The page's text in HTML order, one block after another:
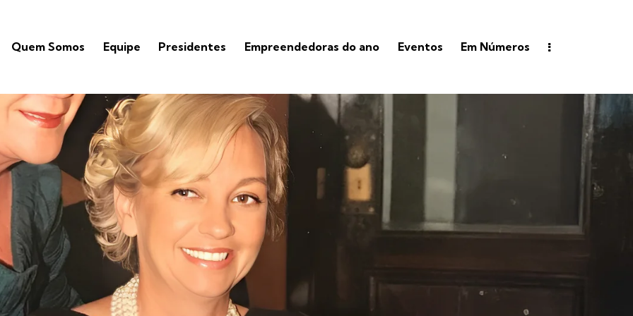
Quem Somos Equipe Presidentes Empreendedoras do ano Eventos Em Números